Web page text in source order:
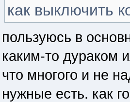
как выключить
пользуюсь в
каким-то дураком
что многого и не
нужные есть. как